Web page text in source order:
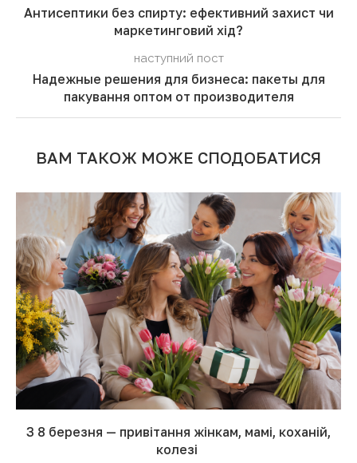
Антисептики без спирту: ефективний захист чи
маркетинговий хід?
наступний пост
Надежные решения для бизнеса: пакеты для
пакування оптом от производителя
ВАМ ТАКОЖ МОЖЕ СПОДОБАТИСЯ
З 8 березня — привітання жінкам, мамі, коханій,
колезі